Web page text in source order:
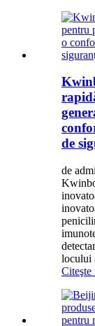
de
de
locului
Citeşte